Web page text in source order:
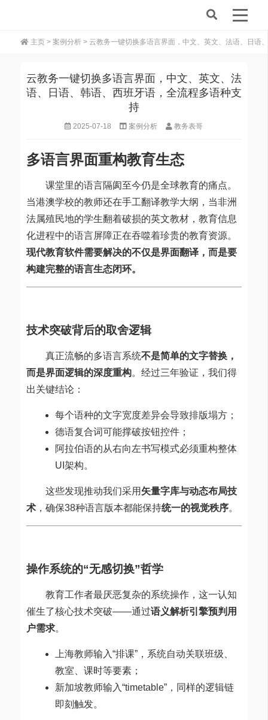
主页> 案例分析> 云教务一键切换多语言界面，中文、英文、法语、日语
云教务一键切换多语言界面，中文、英文、法
语、日语、韩语、西班牙语，全流程多语种支
持
2025-07-18 案例分析 教务表哥
多语言界面重构教育生态
课堂里的语言隔阂至今仍是全球教育的痛点。
当港澳学校的教师还在手工翻译教学大纲，当非洲
法属殖民地的学生翻着破损的英文教材，教育信息
化进程中的语言屏障正在吞噬着珍贵的教育资源。
现代教育软件需要解决的不仅是界面翻译，而是要
构建完整的语言生态闭环。
技术突破背后的取舍逻辑
真正流畅的多语言系统不是简单的文字替换，
而是界面逻辑的深度重构。经过三年验证，我们得
出关键结论：
每个语种的文字宽度差异会导致排版塌方；
德语复合词可能撑破按钮控件；
阿拉伯语的从右向左书写模式必须重构整体
UI架构。
这些发现推动我们采用 矢量字库与动态布局技
术，确保38种语言版本都能保持统一的视觉秩序。
操作系统的“无感切换”哲学
教育工作者最厌恶复杂的系统操作，这一认知
催生了核心技术突破——通过语义解析引擎预判用
户需求。
上海教师输入“排课”，系统自动关联班级、
教室、课时等要素；
新加坡教师输入“timetable”，同样的逻辑链
即刻触发。